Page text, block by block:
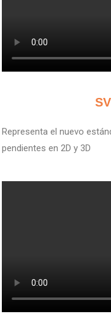
V
Representa el nuevo
pendientes en 2D y 3D
V